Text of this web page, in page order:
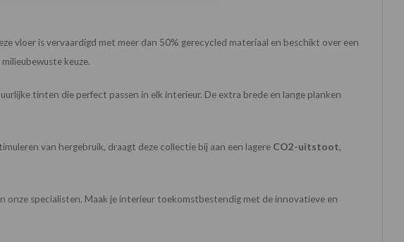
vloer is vervaardigd met meer dan 50% gerecycled materiaal en beschikt over een
keuze.
tinten die perfect passen in elk interieur. De extra brede en lange planken
van hergebruik, draagt deze collectie bij aan een lagere CO2-uitstoot,
specialisten. Maak je interieur toekomstbestendig met de innovatieve en